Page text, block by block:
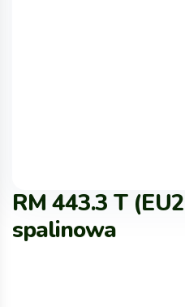
RM 443.3 T
spalinowa